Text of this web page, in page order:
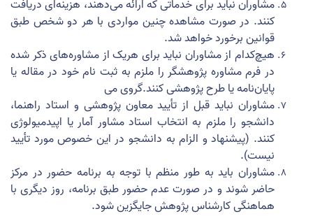
مشاوران نباید برای خدماتی که ارائه می­‌دهند، هزینه‌­ای دریافت
کنند. در صورت مشاهده چنین مواردی با هر دو شخص طبق
قوانین برخورد خواهد شد.
هیچ‌کدام از مشاوران نباید برای هریک از مشاوره­‌های ذکر شده
در فرم مشاوره پژوهشگر را ملزم به ثبت نام خود در مقاله یا
پایان‌­نامه یا طرح پژوهشی کنند.گروی می
مشاوران نباید قبل از تأیید معاون پژوهشی و استاد راهنما،
دانشجو را ملزم به انتخاب استاد مشاور آمار یا اپیدمیولوژی
کنند. (پیشنهاد و الزام به دانشجو در این خصوص مورد تأیید
نیست).
مشاوران باید به طور منظم با توجه به برنامه حضور در مرکز
حاضر شوند و در صورت عدم حضور طبق برنامه، روز دیگری با
هماهنگی کارشناس پژوهش جایگزین شود.